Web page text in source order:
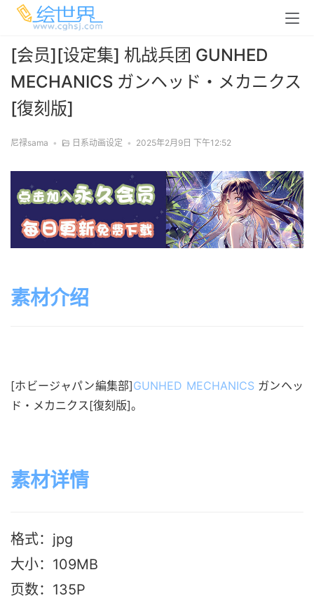
[会员][设定集] 机战兵团 GUNHED
MECHANICS ガンヘッド・メカニクス
[復刻版]
尼禄sama • 日系动画设定 • 2025年2月9日 下午12:52
素材介绍
[ホビージャパン編集部]GUNHED MECHANICS ガンヘッ
ド・メカニクス[復刻版]。
素材详情
格式：jpg
大小：109MB
页数：135P